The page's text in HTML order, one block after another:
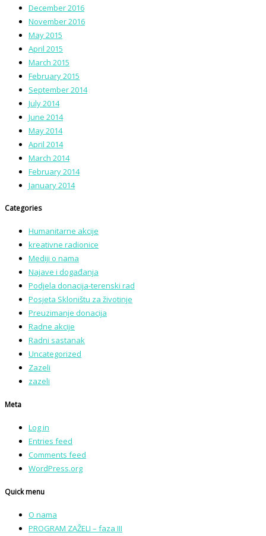
December 2016
November 2016
May 2015
April 2015
March 2015
February 2015
September 2014
July 2014
June 2014
May 2014
April 2014
March 2014
February 2014
January 2014
Categories
Humanitarne akcije
kreativne radionice
Mediji o nama
Najave i događanja
Podjela donacija-terenski rad
Posjeta Skloništu za životinje
Preuzimanje donacija
Radne akcije
Radni sastanak
Uncategorized
Zazeli
zazeli
Meta
Log in
Entries feed
Comments feed
WordPress.org
Quick menu
O nama
PROGRAM ZAŽELI – faza III